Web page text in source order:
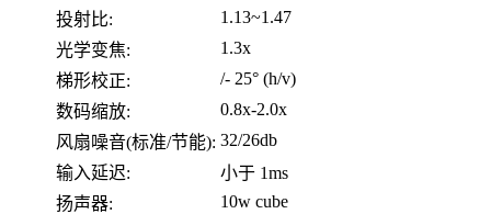
投射比:
1.13~1.47
光学变焦:
1.3x
梯形校正:
/- 25° (h/v)
数码缩放:
0.8x-2.0x
风扇噪音(标准/节能): 32/26db
输入延迟:
小于 1ms
扬声器:
10w cube